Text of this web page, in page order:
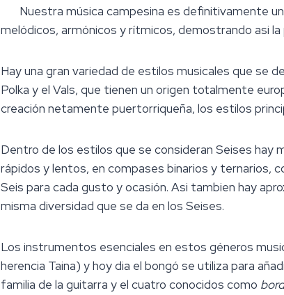
Nuestra música campesina es definitivamente
melódicos, armónicos y rítmicos, demostrando asi
Hay una gran variedad de estilos musicales que se
Polka y el Vals, que tienen un origen totalmente
creación netamente puertorriqueña, los estilos
Dentro de los estilos que se consideran Seises
rápidos y lentos, en compases binarios y ternarios,
Seis para cada gusto y ocasión. Asi tambien hay
misma diversidad que se da en los Seises.
Los instrumentos esenciales en estos géneros
herencia Taina) y hoy dia el bongó se utiliza para
familia de la guitarra y el cuatro conocidos como